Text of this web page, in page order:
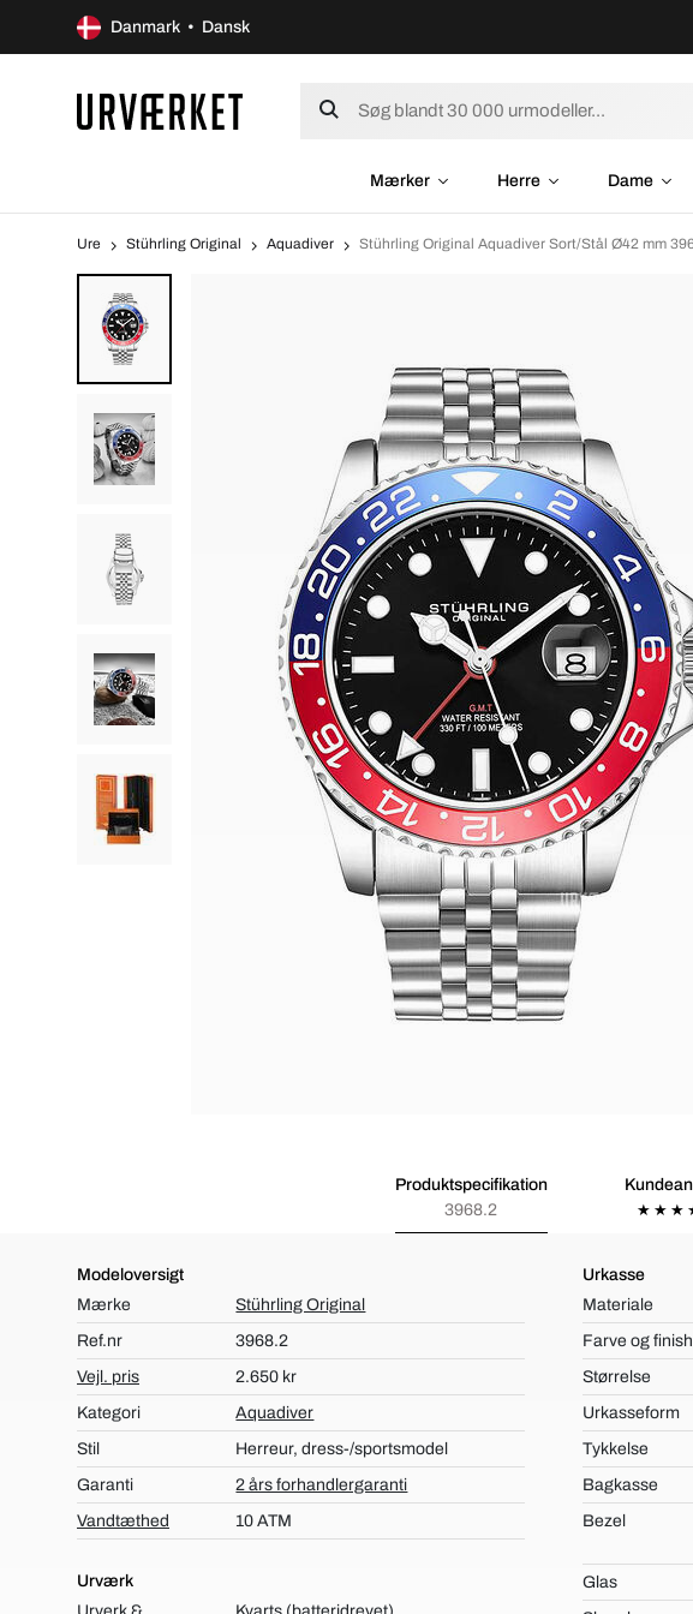
Danmark • Dansk
Mærker Herre Dame
Ure Stührling Original Aquadiver Stührling Original Aquadiver Sort/Stål Ø42 mm
Produktspecifikation
3968.2
Modeloversigt
Mærke
Stührling Original
Ref.nr
3968.2
Vejl. pris
2.650 kr
Kategori
Aquadiver
Stil
Herreur, dress-/sportsmodel
Garanti
2 års forhandlergaranti
Vandtæthed
10 ATM
Urværk
Urkasse
Materiale
Farve og finish
Størrelse
Urkasseform
Tykkelse
Bagkasse
Bezel
Glas